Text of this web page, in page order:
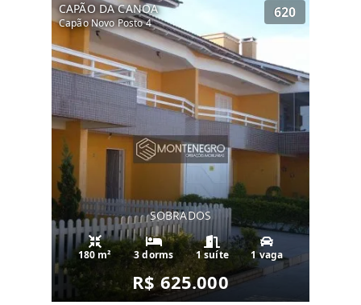
CAPÃO DA CANOA
Capão Novo Posto 4
620
SOBRADOS
180 m² 3 dorms 1 suíte 1 vaga
R$ 625.000